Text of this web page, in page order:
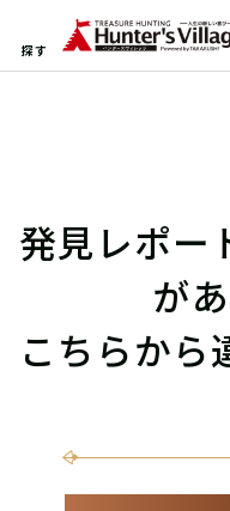
探す
発見レポー
が
こちらから